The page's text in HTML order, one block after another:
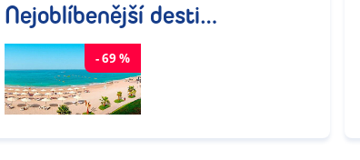
Nejoblíbenější destinace
-69%